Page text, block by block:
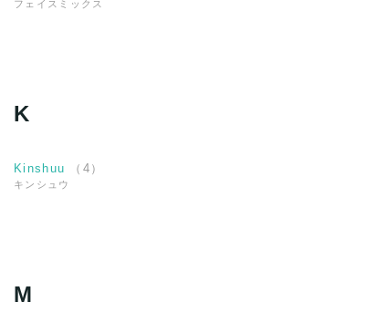
フェイスミックス
K
Kinshuu （ 4 ）
キンシュウ
M